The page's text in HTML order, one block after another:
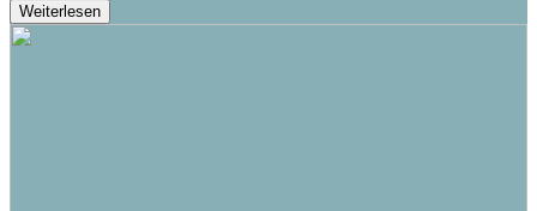
Weiterlesen